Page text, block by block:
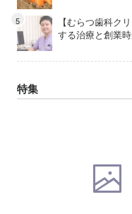
【むらつ歯科ク
する治療と創業
特集